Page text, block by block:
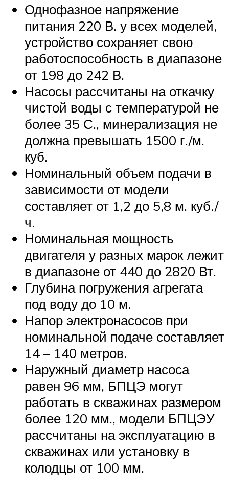
Однофазное напряжение
питания 220 В. у всех моделей,
устройство сохраняет свою
работоспособность в диапазоне
от 198 до 242 В.
Насосы рассчитаны на откачку
чистой воды с температурой не
более 35 С., минерализация не
должна превышать 1500 г./м.
куб.
Номинальный объем подачи в
зависимости от модели
составляет от 1,2 до 5,8 м. куб./
ч.
Номинальная мощность
двигателя у разных марок лежит
в диапазоне от 440 до 2820 Вт.
Глубина погружения агрегата
под воду до 10 м.
Напор электронасосов при
номинальной подаче составляет
14 – 140 метров.
Наружный диаметр насоса
равен 96 мм, БПЦЭ могут
работать в скважинах размером
более 120 мм., модели БПЦЭУ
рассчитаны на эксплуатацию в
скважинах или установку в
колодцы от 100 мм.